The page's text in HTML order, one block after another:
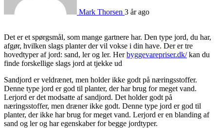
Mark Thorsen 3 år ago
Det er et spørgsmål, som mange gartnere har. Den type jord, du har,
afgør, hvilken slags planter der vil vokse i din have. Der er tre
hovedtyper af jord: sand, ler og ler. Herbyggevarepriser.dk/kan du
finde forskellige slags jord at tjekke ud
Sandjord er veldrænet, men holder ikke godt på næringsstoffer.
Denne type jord er god til planter, der har brug for meget vand.
Lerjord er det modsatte af sandjord. Det holder godt på
næringsstoffer, men dræner ikke godt. Denne type jord er god til
planter, der ikke har brug for meget vand. Lerjord er en blanding af
sand og ler og har egenskaber for begge jordtyper.